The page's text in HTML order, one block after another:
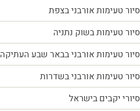
סיור טעימות אורבני בצפת
סיור טעימות בשוק נתניה
סיור טעימות אורבני בבאר שבע העתיקה
סיור טעימות אורבני בשדרות
סיורי יקבים בישראל